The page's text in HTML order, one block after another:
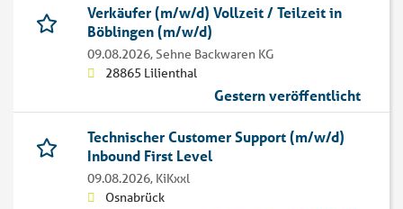
Verkäufer (m/w/d) Vollzeit / Teilzeit in
Böblingen (m/w/d)
09.08.2026,Sehne Backwaren KG
28865 Lilienthal
Gestern veröffentlicht
Technischer Customer Support (m/w/d)
Inbound First Level
09.08.2026, KiKxxl
Osnabrück